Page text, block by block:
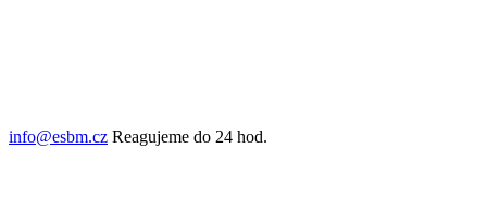
info@esbm.cz Reagujeme do 24 hod.